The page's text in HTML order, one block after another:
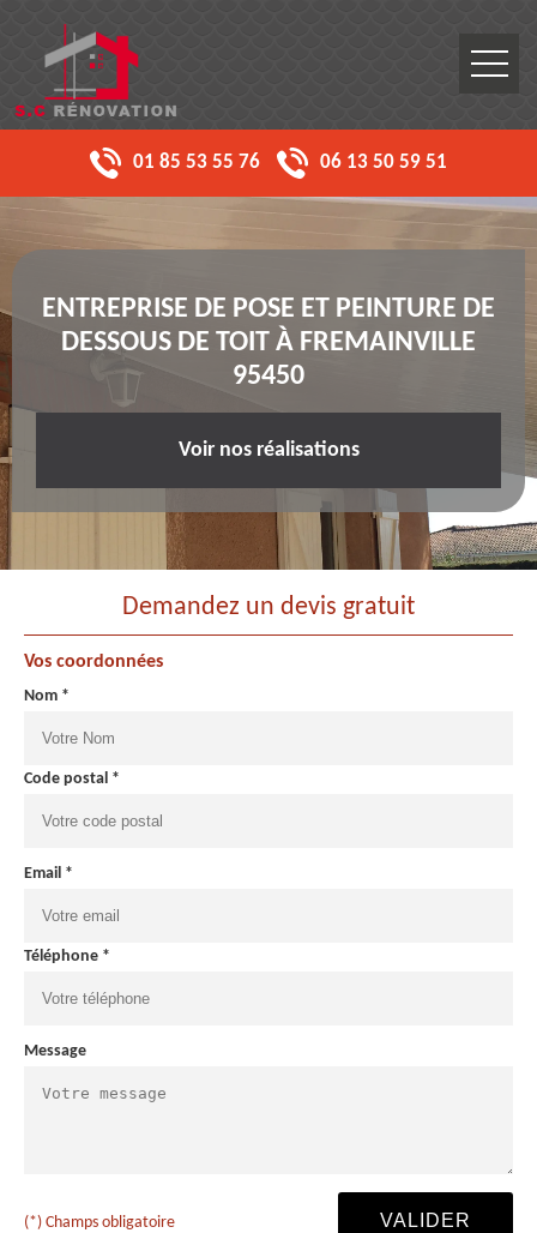
01 85 53 55 76 06 13 50 59 51
ENTREPRISE DE POSE ET PEINTURE DE
DESSOUS DE TOIT À FREMAINVILLE
95450
Voir nos réalisations
Demandez un devis gratuit
Vos coordonnées
Nom *
Code postal *
Email *
Téléphone *
Message
(*) Champs obligatoire